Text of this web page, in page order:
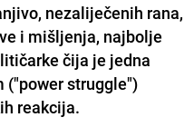
nezaliječenih rana,
i mišljenja, najbolje
čija je jedna
("power struggle")
reakcija.